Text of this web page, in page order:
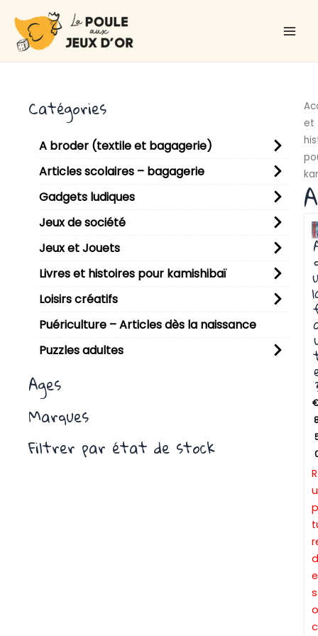
contenu
Catégories
A broder (textile et bagagerie)
Articles scolaires – bagagerie
Gadgets ludiques
Jeux de société
Jeux et Jouets
Livres et histoires pour kamishibaï
Loisirs créatifs
Puériculture – Articles dès la naissance
Puzzles adultes
Ages
Marques
Filtrer par état de stock
et
R
u
p
d
e
o
c